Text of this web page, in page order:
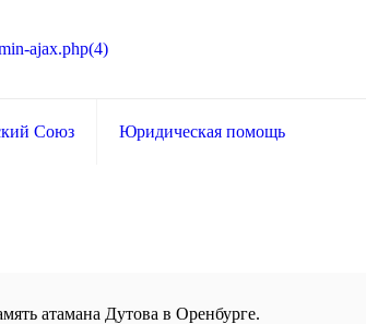
Союз Юридическая помощь
атамана Дутова в Оренбурге.